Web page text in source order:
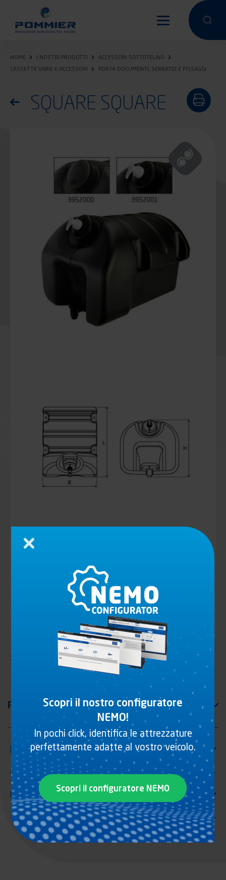
contenuto
Condurre
HOME I NOSTRI PRODOTTI
ACCESSORI SOTTOTELAIO
CASSETTE VARIE E ACCESSORI
PORTA DOCUMENTI, SERBATOI E FISSAGGI
Torna all'elenco dei prodotti
SQUARE SQUARE
SQUARE
Scopri il nostro configuratore
NEMO!
In pochi click, identifica le attrezzature
perfettamente adatte al vostro veicolo.
Scopri il configuratore NEMO